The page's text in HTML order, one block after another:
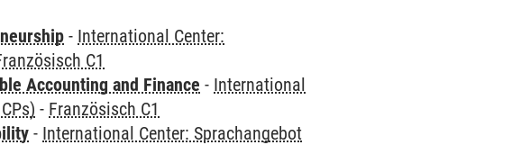
- International Center:
C1
Accounting and Finance - International
- Französisch C1
- International Center: Sprachangebot